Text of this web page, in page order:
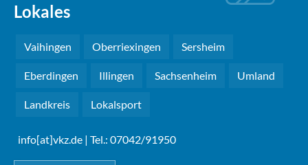
Lokales
Vaihingen Oberriexingen Sersheim
Eberdingen Illingen Sachsenheim Umland
Landkreis Lokalsport
info[at]vkz.de | Tel.: 07042/91950